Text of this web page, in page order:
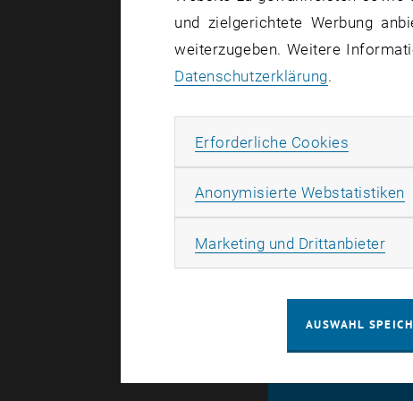
Eine
Modell
Erhalt
Link zum
und zielgerichtete Werbung
weiterzugeben. Weitere
Datenschutzerklärung.
Erforderliche Cookies
Anonymisierte Webstatistiken
Marketing und Drittanbieter
AUSWAHL